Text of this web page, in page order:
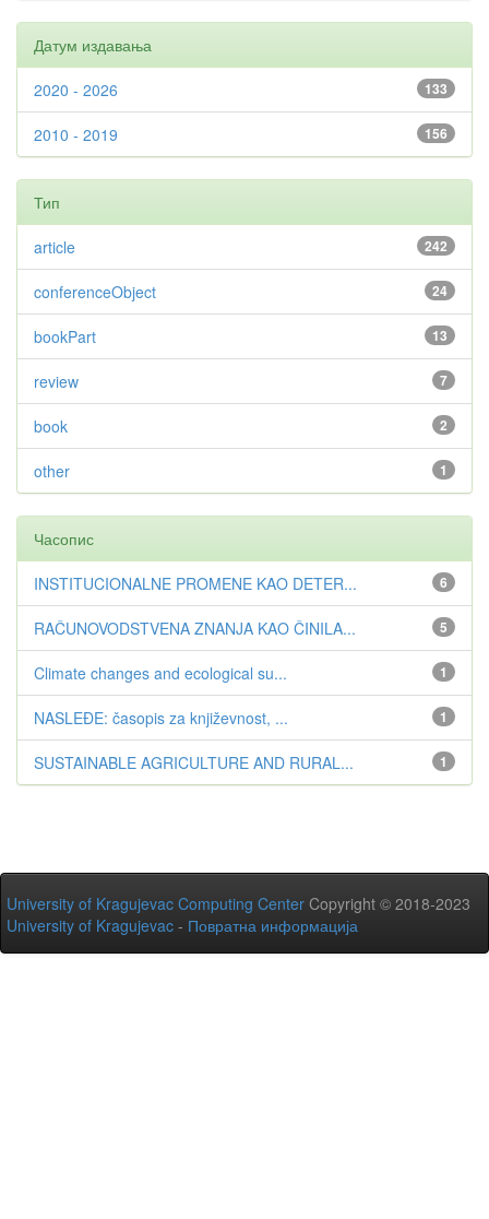
Датум издавања
133
2020 - 2026
156
2010 - 2019
Тип
242
article
24
conferenceObject
13
bookPart
7
review
2
book
1
other
Часопис
6
INSTITUCIONALNE PROMENE KAO DETER...
5
RAČUNOVODSTVENA ZNANJA KAO ČINILA...
1
Climate changes and ecological su...
1
NASLEĐE: časopis za književnost, ...
1
SUSTAINABLE AGRICULTURE AND RURAL...
University of Kragujevac Computing Center Copyright © 2018-2023
University of Kragujevac - Повратна информација